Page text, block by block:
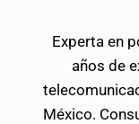
Experta en
años de
México.